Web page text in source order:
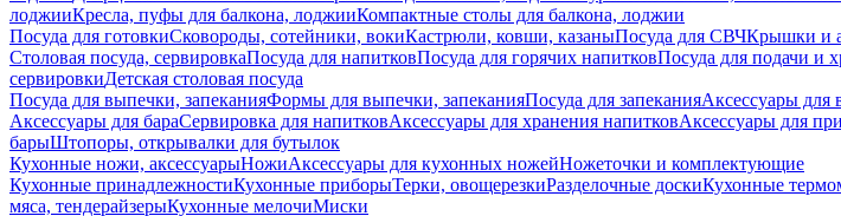
лоджииКресла, пуфы для балкона, лоджииКомпактные столы для балкона, лоджии
Посуда для готовкиСковороды, сотейники, вокиКастрюли, ковши, казаныПосуда для СВЧКрышки и
Столовая посуда, сервировкаПосуда для напитковПосуда для горячих напитковПосуда для подачи и
сервировкиДетская столовая посуда
Посуда для выпечки, запеканияФормы для выпечки, запеканияПосуда для запеканияАксессуары для
Аксессуары для бараСервировка для напитковАксессуары для хранения напитковАксессуары для
барыШтопоры, открывалки для бутылок
Кухонные ножи, аксессуарыНожиАксессуары для кухонных ножейНожеточки и комплектующие
Кухонные принадлежностиКухонные приборыТерки, овощерезкиРазделочные доскиКухонные
мяса, тендерайзерыКухонные мелочиМиски